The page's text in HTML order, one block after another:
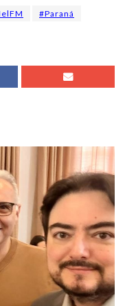
#Paraná